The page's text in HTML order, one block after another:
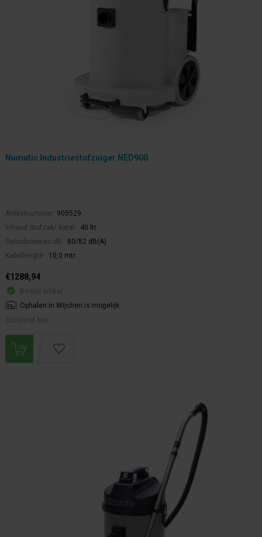
Numatic Industriestofzuiger NED900
Artikelnummer: 905529
Inhoud Stofzak/ Ketel:
40 ltr
Geluidsniveau dB:
80/82 dB(A)
Kabellengte:
10,0 mtr
€1288,94
Bestel artikel.
Ophalen in Wijchen is mogelijk.
Exclusief btw.